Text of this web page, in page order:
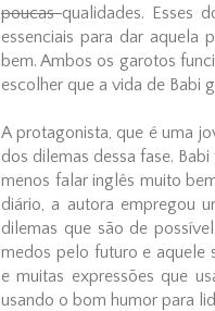
poucasqualidades. Esses
essenciais para dar aquela
bem. Ambos os garotos
escolher que a vida de Babi
A protagonista, que é uma
dos dilemas dessa fase.
menos falar inglês muito
diário, a autora empregou
dilemas que são de
medos pelo futuro e aquele
e muitas expressões que
usando o bom humor para